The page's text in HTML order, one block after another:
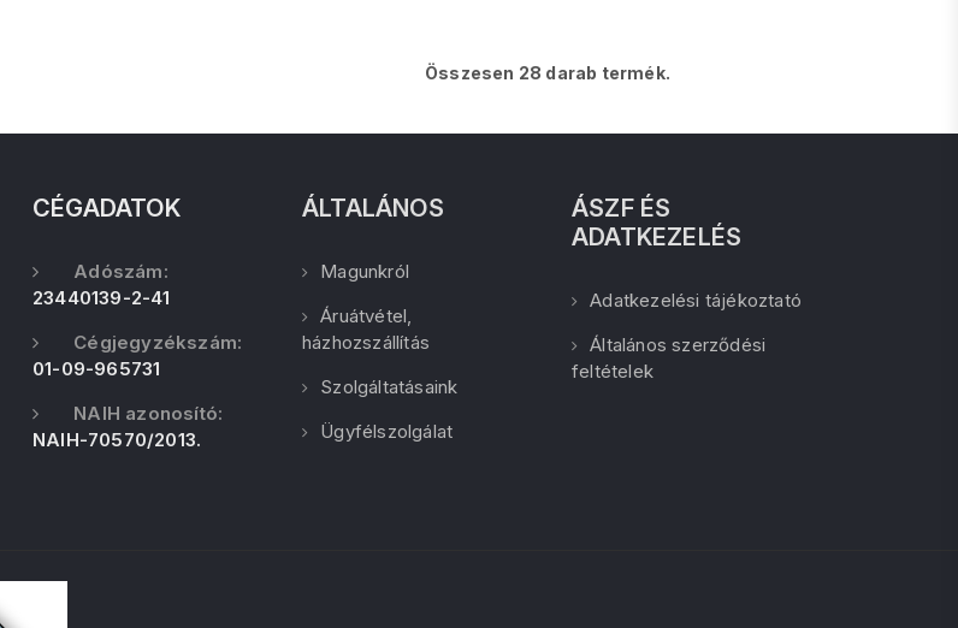
Összesen 28 darab termék.
CÉGADATOK
Adószám:
23440139-2-41
Cégjegyzékszám:
01-09-965731
NAIH azonosító:
NAIH-70570/2013.
ÁLTALÁNOS
Magunkról
Áruátvétel,
házhozszállítás
Szolgáltatásaink
Ügyfélszolgálat
ÁSZF ÉS
ADATKEZELÉS
Adatkezelési tájékoztató
Általános szerződési
feltételek